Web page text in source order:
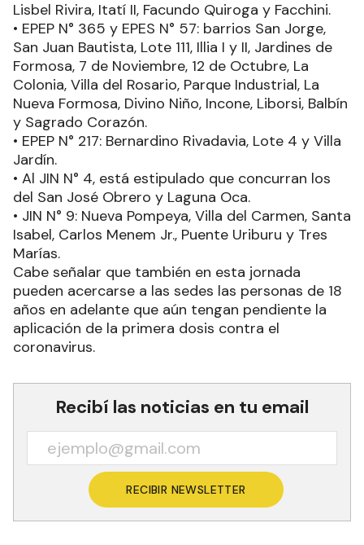
Lisbel Rivira, Itatí II, Facundo Quiroga y Facchini.
• EPEP N° 365 y EPES N° 57: barrios San Jorge,
San Juan Bautista, Lote 111, Illia I y II, Jardines de
Formosa, 7 de Noviembre, 12 de Octubre, La
Colonia, Villa del Rosario, Parque Industrial, La
Nueva Formosa, Divino Niño, Incone, Liborsi, Balbín
y Sagrado Corazón.
• EPEP N° 217: Bernardino Rivadavia, Lote 4 y Villa
Jardín.
• Al JIN N° 4, está estipulado que concurran los
del San José Obrero y Laguna Oca.
• JIN N° 9: Nueva Pompeya, Villa del Carmen, Santa
Isabel, Carlos Menem Jr., Puente Uriburu y Tres
Marías.
Cabe señalar que también en esta jornada
pueden acercarse a las sedes las personas de 18
años en adelante que aún tengan pendiente la
aplicación de la primera dosis contra el
coronavirus.
Recibí las noticias en tu email
RECIBIR NEWSLETTER